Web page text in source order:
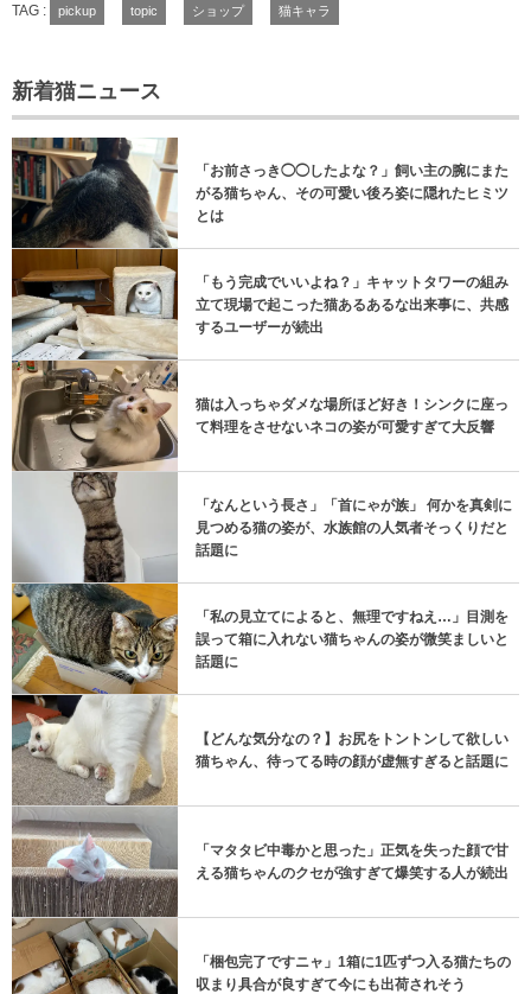
TAG : pickup topic ショップ 猫キャラ
新着猫ニュース
「お前さっき◯◯したよな？」飼い主の腕にまた
がる猫ちゃん、その可愛い後ろ姿に隠れたヒミツ
とは
「もう完成でいいよね？」キャットタワーの組み
立て現場で起こった猫あるあるな出来事に、共感
するユーザーが続出
猫は入っちゃダメな場所ほど好き！シンクに座っ
て料理をさせないネコの姿が可愛すぎて大反響
「なんという長さ」「首にゃが族」 何かを真剣に
見つめる猫の姿が、水族館の人気者そっくりだと
話題に
「私の見立てによると、無理ですねえ…」目測を
誤って箱に入れない猫ちゃんの姿が微笑ましいと
話題に
【どんな気分なの？】お尻をトントンして欲しい
猫ちゃん、待ってる時の顔が虚無すぎると話題に
「マタタビ中毒かと思った」正気を失った顔で甘
える猫ちゃんのクセが強すぎて爆笑する人が続出
「梱包完了ですニャ」1箱に1匹ずつ入る猫たちの
収まり具合が良すぎて今にも出荷されそう